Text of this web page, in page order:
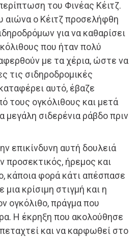
του Φινέας Κέιτζ.
αιώνα ο Κέιτζ προσελήφθη
για να καθαρίσει
που ήταν πολύ
με τα χέρια, ώστε να
τις σιδηροδρομικές
αυτό, έβαζε
τους ογκόλιθους και μετά
μεγάλη σιδερένια ράβδο πριν
επικίνδυνη αυτή δουλειά
προσεκτικός, ήρεμος και
κάποια φορά κάτι απέσπασε
κρίσιμη στιγμή και η
ογκόλιθο, πράγμα που
Η έκρηξη που ακολούθησε
και να καρφωθεί στο